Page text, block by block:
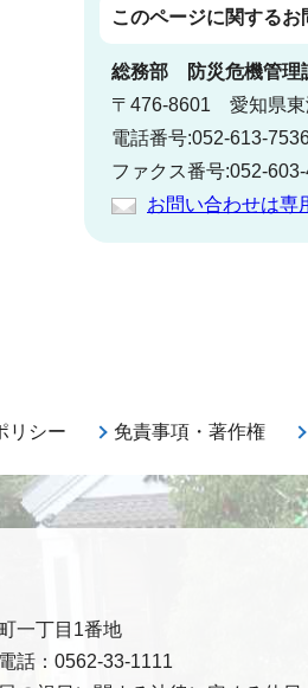
このページに関するお
総務部
防災危機管理
〒476-8601 愛知県東
電話番号:052-613-
ファクス番号:052-
お問い合わせは専
リシー 免責事項・著作権
一丁目1番地
話：0562-33-1111